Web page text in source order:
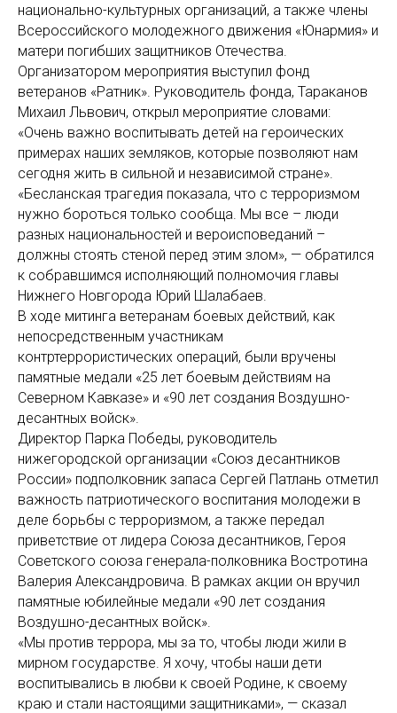
национально-культурных организаций, а также члены
Всероссийского молодежного движения «Юнармия» и
матери погибших защитников Отечества.
Организатором мероприятия выступил фонд
ветеранов «Ратник». Руководитель фонда, Тараканов
Михаил Львович, открыл мероприятие словами:
«Очень важно воспитывать детей на героических
примерах наших земляков, которые позволяют нам
сегодня жить в сильной и независимой стране».
«Бесланская трагедия показала, что с терроризмом
нужно бороться только сообща. Мы все – люди
разных национальностей и вероисповеданий –
должны стоять стеной перед этим злом», — обратился
к собравшимся исполняющий полномочия главы
Нижнего Новгорода Юрий Шалабаев.
В ходе митинга ветеранам боевых действий, как
непосредственным участникам
контртеррористических операций, были вручены
памятные медали «25 лет боевым действиям на
Северном Кавказе» и «90 лет создания Воздушно-
десантных войск».
Директор Парка Победы, руководитель
нижегородской организации «Союз десантников
России» подполковник запаса Сергей Патлань отметил
важность патриотического воспитания молодежи в
деле борьбы с терроризмом, а также передал
приветствие от лидера Союза десантников, Героя
Советского союза генерала-полковника Востротина
Валерия Александровича. В рамках акции он вручил
памятные юбилейные медали «90 лет создания
Воздушно-десантных войск».
«Мы против террора, мы за то, чтобы люди жили в
мирном государстве. Я хочу, чтобы наши дети
воспитывались в любви к своей Родине, к своему
краю и стали настоящими защитниками», — сказал